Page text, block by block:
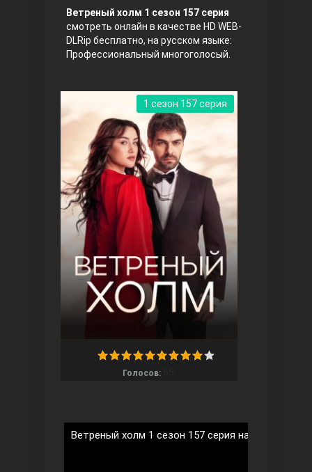
Три сестры
Ветреный холм
Ты назови
Ветреный холм 1 сезон 157 серия
смотреть онлайн в качестве HD WEB-
DLRip бесплатно, на русском языке:
Профессиональный многоголосый.
Голосов:
1 сезон 157 серия
Ветреный холм 1 сезон 157 серия на русском